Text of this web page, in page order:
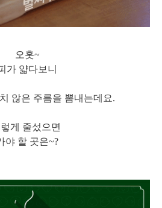
오홋~
가 얇다보니
않은 주름을 뽐내는데요.
게 줄섰으면
야 할 곳은~?